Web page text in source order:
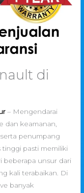
di
– Mengendarai
dan keamanan,
penumpang
tinggi pasti memiliki
beberapa unsur dari
kali terabaikan. Di
banyak